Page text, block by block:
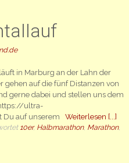
in Marburg an der Lahn der
gehen auf die fünf Distanzen von
gerne dabei und stellen uns dem
ultra-
Du auf unseremWeiterlesen [...]
10er, Halbmarathon, Marathon,